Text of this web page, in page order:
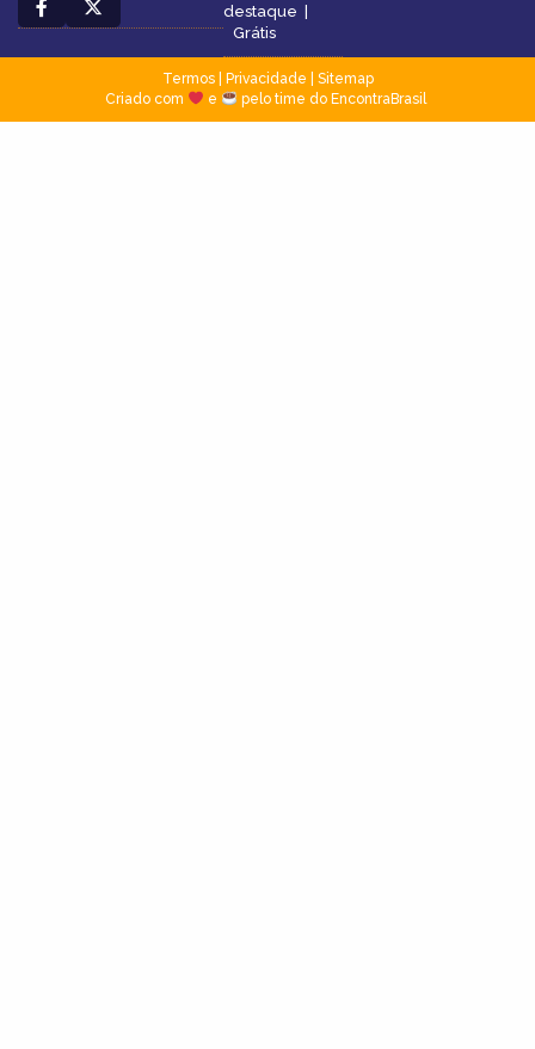
destaque
Grátis
Termos| Privacidade
Sitemap
Criado com
e pelo time do EncontraBrasil